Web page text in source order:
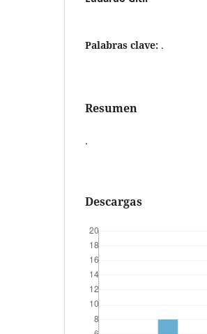
Palabras clave: .
Resumen
.
Descargas